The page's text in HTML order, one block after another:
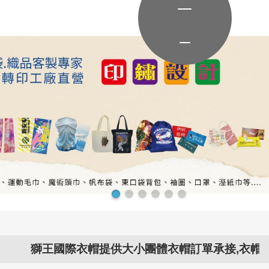
國際衣帽提供大小團體衣帽訂單承接,衣帽問題交給